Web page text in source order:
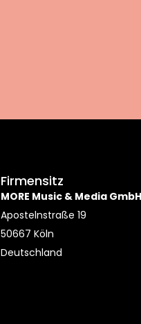
Firmensitz
MORE Music & Media
Apostelnstraße 19
50667 Köln
Deutschland